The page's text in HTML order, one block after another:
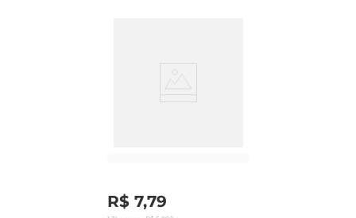
uma variedade de pratos. Experimente adicionálo
O pepinoé conhecido por ser uma excelente
R$ 7,79